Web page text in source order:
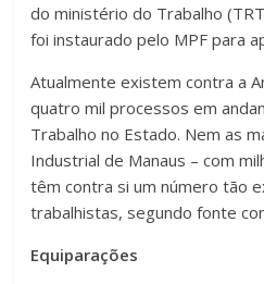
do ministério do Trabalho
foi instaurado pelo MPF para
Atualmente existem contra a
quatro mil processos em
Trabalho no Estado. Nem as
Industrial de Manaus – com
têm contra si um número tão
trabalhistas, segundo fonte
Equiparações